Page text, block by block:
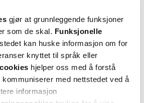
gjør at grunnleggende funksjoner
som de skal. Funksjonelle
kan huske informasjon om for
knyttet til språk eller
hjelper oss med å forstå
med nettstedet ved å
informasjon
håndtere, ikke noe for eldre og personer
i fingrene..